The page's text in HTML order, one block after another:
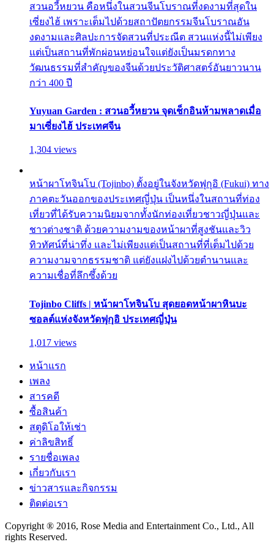
สวนอวี้หยวน คือหนึ่งในสวนจีนโบราณที่งดงามที่สุดใน
เซี่ยงไฮ้ เพราะเต็มไปด้วยสถาปัตยกรรมจีนโบราณอัน
งดงามและศิลปะการจัดสวนที่ประณีต สวนแห่งนี้ไม่เพียง
แต่เป็นสถานที่พักผ่อนหย่อนใจแต่ยังเป็นมรดกทาง
วัฒนธรรมที่สำคัญของจีนด้วยประวัติศาสตร์อันยาวนาน
กว่า 400 ปี
Yuyuan Garden : สวนอวี้หยวน จุดเช็กอินห้ามพลาดเมื่อ
มาเซี่ยงไฮ้ ประเทศจีน
1,304 views
หน้าผาโทจินโบ (Tojinbo) ตั้งอยู่ในจังหวัดฟุกุอิ (Fukui) ทาง
ภาคตะวันออกของประเทศญี่ปุ่น เป็นหนึ่งในสถานที่ท่อง
เที่ยวที่ได้รับความนิยมจากทั้งนักท่องเที่ยวชาวญี่ปุ่นและ
ชาวต่างชาติ ด้วยความงามของหน้าผาที่สูงชันและวิว
ทิวทัศน์ที่น่าทึ่ง และไม่เพียงแต่เป็นสถานที่ที่เต็มไปด้วย
ความงามจากธรรมชาติ แต่ยังแฝงไปด้วยตำนานและ
ความเชื่อที่ลึกซึ้งด้วย
Tojinbo Cliffs | หน้าผาโทจินโบ สุดยอดหน้าผาหินบะ
ซอลต์แห่งจังหวัดฟุกุอิ ประเทศญี่ปุ่น
1,017 views
หน้าแรก
เพลง
สารคดี
ซื้อสินค้า
สตูดิโอให้เช่า
ค่าลิขสิทธิ์
รายชื่อเพลง
เกี่ยวกับเรา
ข่าวสารและกิจกรรม
ติดต่อเรา
Copyright ® 2016, Rose Media and Entertainment Co., Ltd., All
rights Reserved.